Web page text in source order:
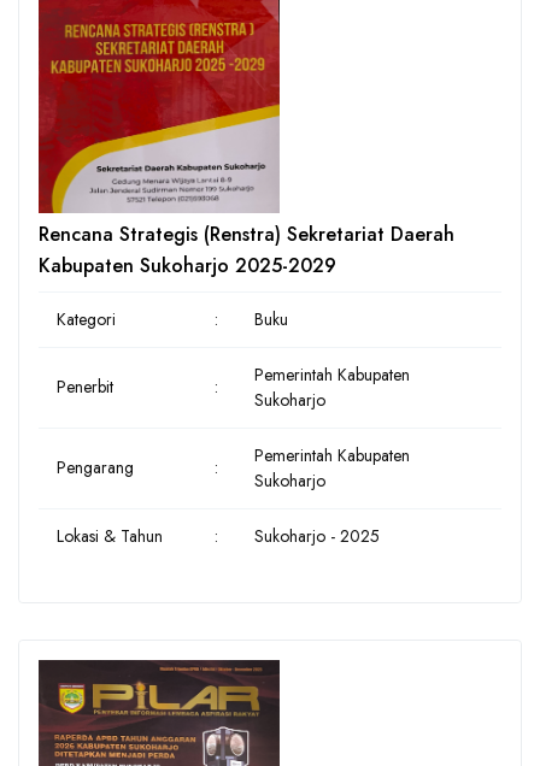
Rencana Strategis (Renstra) Sekretariat Daerah
Kabupaten Sukoharjo 2025-2029
Kategori : Buku
Penerbit :
Pemerintah Kabupaten
Sukoharjo
Pengarang :
Pemerintah Kabupaten
Sukoharjo
Lokasi & Tahun : Sukoharjo - 2025